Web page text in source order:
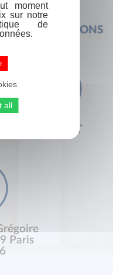
AUX QUESTIONS
CONTACT
Paris
moment
sur notre
de
all